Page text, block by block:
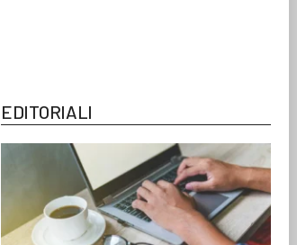
EDITORIALI